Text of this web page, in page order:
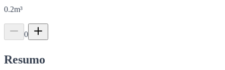
0.2m³
0
Resumo